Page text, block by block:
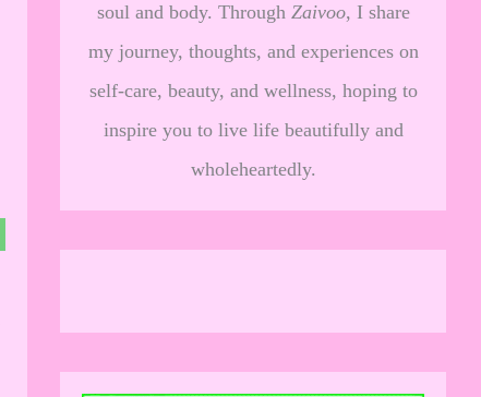
soul and body. Through Zaivoo, I share
my journey, thoughts, and experiences on
self-care, beauty, and wellness, hoping to
inspire you to live life beautifully and
wholeheartedly.